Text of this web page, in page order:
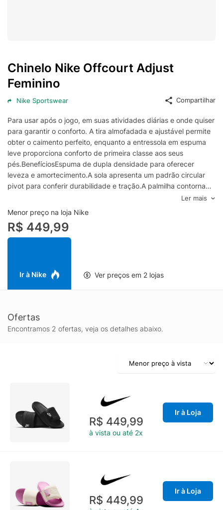
Chinelo Nike Offcourt Adjust
Feminino
Nike Sportswear Compartilhar
Para usar após o jogo, em suas atividades diárias e onde quiser
para garantir o conforto. A tira almofadada e ajustável permite
obter o caimento perfeito, enquanto a entressola em espuma
leve proporciona conforto de primeira classe aos seus
pés.BenefíciosEspuma de dupla densidade para oferecer
leveza e amortecimento.A sola apresenta um padrão circular
pivot para conferir durabilidade e tração.A palmilha contornada
envolve o pé para ajudar a mantê-lo contido.A etiqueta com
logo serve como um puxador para ajudar a abrir a tira.A tira
aderente é forrada com tecido macio para um conforto extra.
Ler mais
Menor preço na loja Nike
R$ 449,99
Ir à Nike Ver preços em 2 lojas
Ofertas
Encontramos 2 ofertas, veja os detalhes abaixo.
R$ 449,99
à vista ou até 2x
Ir à Loja
R$ 449,99
Ir à Loja